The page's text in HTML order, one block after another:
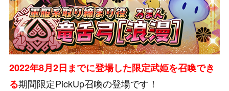
2022年8月2日までに登場した限定武姫を召喚でき
る期間限定PickUp召喚の登場です！